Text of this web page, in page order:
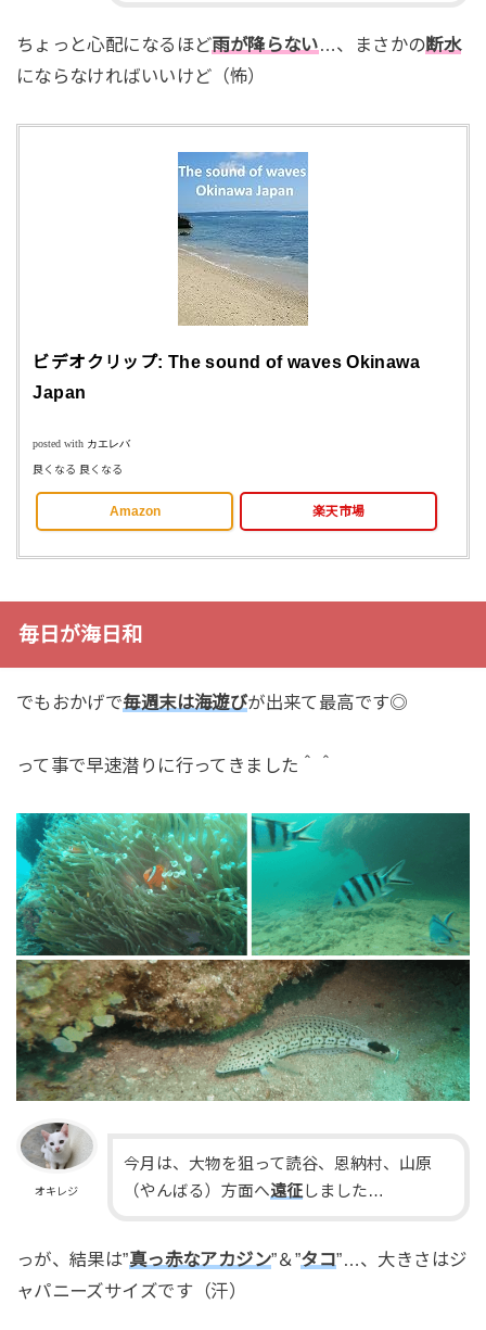
ちょっと心配になるほど雨が降らない…、まさかの断水
にならなければいいけど（怖）
ビデオクリップ: The sound of waves Okinawa
Japan
posted with カエレバ
良くなる 良くなる
Amazon 楽天市場
毎日が海日和
でもおかげで毎週末は海遊びが出来て最高です◎
って事で早速潜りに行ってきました＾＾
オキレジ
今月は、大物を狙って読谷、恩納村、山原
（やんばる）方面へ遠征しました…
っが、結果は”真っ赤なアカジン”＆”タコ”…、大きさはジ
ャパニーズサイズです（汗）